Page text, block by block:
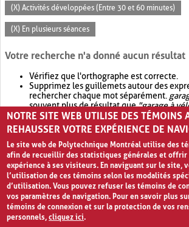
(X) Activités développées (Entre 30 et 60 minutes)
(X) En plusieurs séances
Votre recherche n'a donné aucun résultat
Vérifiez que l'orthographe est correcte.
Supprimez les guillemets autour des
rechercher chaque mot séparément.
souvent plus de résultat que"garage à
Envisagez d'élargir votre recherche avec
retournera souvent plus de résultat que
NOTRE SITE WEB UTILISE DES TÉMOINS
REHAUSSER VOTRE EXPÉRIENCE DE
Le site web de Polytechnique Montréal utilise des
afin de recueillir des statistiques générales et
expérience à ses visiteurs. En naviguant sur le site,
l’utilisation de ces témoins selon les modalités
d’utilisation. Vous pouvez refuser les témoins de
vos paramètres de navigation. Pour en savoir plus
témoins de connexion et sur la protection de vos
personnels,cliquez ici.